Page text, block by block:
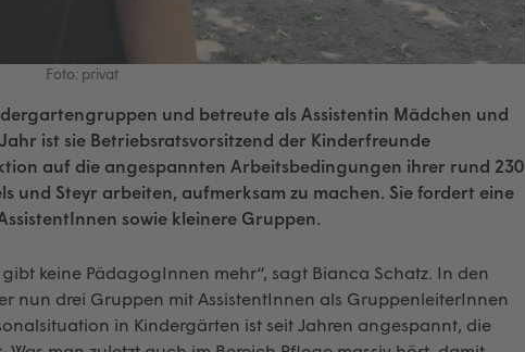
Foto: privat
und betreute als Assistentin Mädchen und
ist sie Betriebsratsvorsitzend der Kinderfreunde
auf die angespannten Arbeitsbedingungen ihrer rund 230
und Steyr arbeiten, aufmerksam zu machen. Sie fordert eine
sowie kleinere Gruppen.
gibt keine PädagogInnen mehr“, sagt Bianca Schatz. In den
nun drei Gruppen mit AssistentInnen als GruppenleiterInnen
in Kindergärten ist seit Jahren angespannt, die